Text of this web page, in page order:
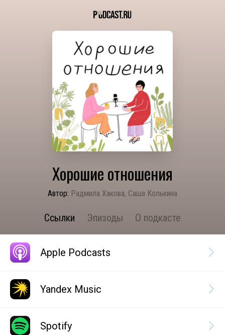
Хорошие отношения
Автор: Радмила Хакова, Саша Колькина
Ссылки Эпизоды О подкасте
Apple Podcasts
Yandex Music
Spotify